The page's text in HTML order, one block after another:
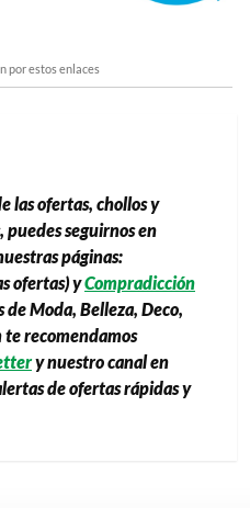
por estos enlaces
las ofertas, chollos y
puedes seguirnos en
páginas:
ofertas) yCompradicción
de Moda, Belleza, Deco,
te recomendamos
y nuestro canal en
de ofertas rápidas y